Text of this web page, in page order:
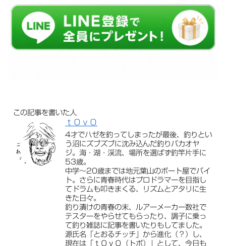
この記事を書いた人
ｔＯｖＯ
4才でハゼを釣ってしまったが最後、釣りとい
う沼にズブズブに沈み込んだ釣りバカオヤ
ジ。海・湖・渓流、場所を選ばず釣竿片手に
53歳。
中学〜20歳までは地元葉山のボート屋でバイ
ト。さらに青春時代はプロドラマーを目指し
てドラムも叩きまくる、リズムとアタリに生
きた日々。
釣り漬けの青春の末、ルアーメーカー数社で
テスターをやらせてもらったり、調子に乗っ
て釣り雑誌に記事を書いたりもしてました。
源氏名「とおるチッチ」から進化（？）し、
現在は「ｔＯｖＯ（トボ）」として、今日も